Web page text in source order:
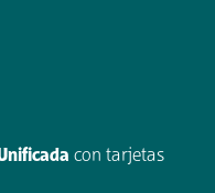
con tarjetas